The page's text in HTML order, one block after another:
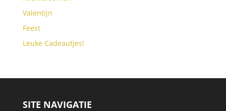
Valentijn
Feest
Leuke Cadeautjes!
SITE NAVIGATIE